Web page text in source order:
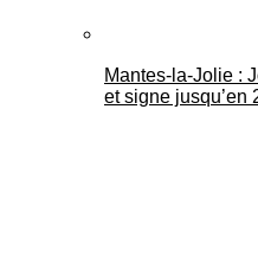
Mantes-la-Jolie :
et signe jusqu’en